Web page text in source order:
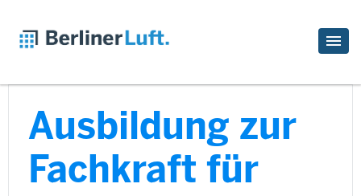
Ausbildung zur
Fachkraft für